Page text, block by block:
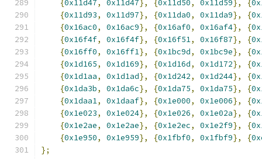
{0x11d47, 0x11d47}, {0x11d50, 0x11d59}, {
{0x11d93, 0x11d97}, {0x11da0, 0x11da9}, {
{0x16ac0, 0x16ac9}, {0x16af0, 0x16af4}, {
{0x16f4f, 0x16f4f}, {0x16f51, 0x16f87}, {
{0x16ff0, 0x16ff1}, {0x1bc9d, 0x1bc9e}, {
{0x1d165, 0x1d169}, {0x1d16d, 0x1d172}, {
{0x1d1aa, 0x1d1ad}, {0x1d242, 0x1d244}, {
{0x1da3b, 0x1da6c}, {0x1da75, 0x1da75}, {
{0x1daa1, 0x1daaf}, {0x1e000, 0x1e006}, {
{0x1e023, 0x1e024}, {0x1e026, 0x1e02a}, {
{0x1e2ae, 0x1e2ae}, {0x1e2ec, 0x1e2f9}, {
{0x1e950, 0x1e959}, {0x1fbf0, 0x1fbf9}, {
};